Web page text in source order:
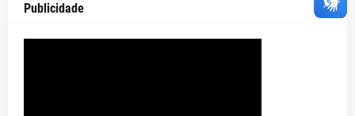
Publicidade